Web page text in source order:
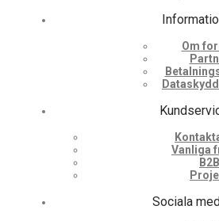
Om
Vanliga
B2B
Sociala